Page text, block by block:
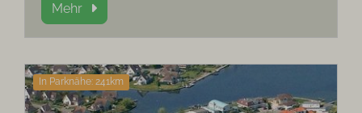
Mehr
In Parknähe: 241km